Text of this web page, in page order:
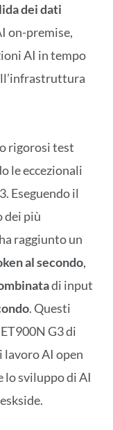
dei dati
on-premise,
AI in tempo
rigorosi test
le eccezionali
Eseguendo il
dei più
raggiunto un
al secondo,
di input
. Questi
G3 di
lavoro AI open
lo sviluppo di AI